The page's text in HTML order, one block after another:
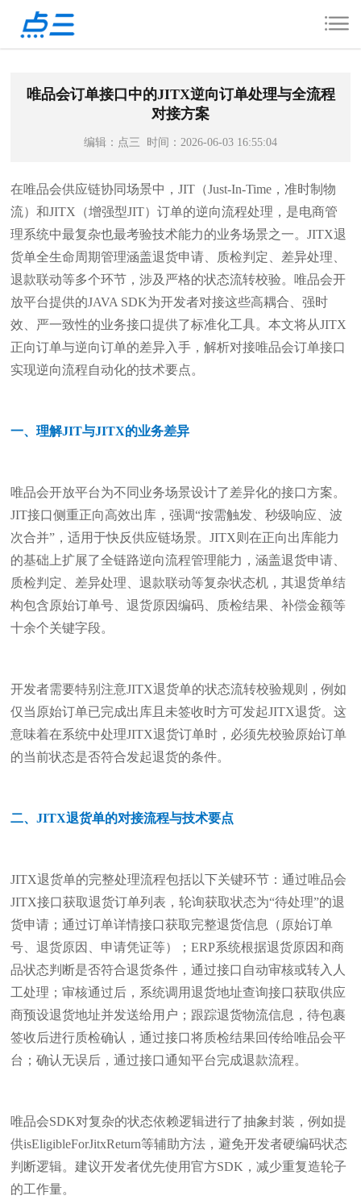
唯品会订单接口中的JITX逆向订单处理与全流程
对接方案
编辑：点三 时间：2026-06-03 16:55:04
在唯品会供应链协同场景中，JIT（Just-In-Time，准时制物
流）和JITX（增强型JIT）订单的逆向流程处理，是电商管
理系统中最复杂也最考验技术能力的业务场景之一。JITX退
货单全生命周期管理涵盖退货申请、质检判定、差异处理、
退款联动等多个环节，涉及严格的状态流转校验。唯品会开
放平台提供的JAVA SDK为开发者对接这些高耦合、强时
效、严一致性的业务接口提供了标准化工具。本文将从JITX
正向订单与逆向订单的差异入手，解析对接唯品会订单接口
实现逆向流程自动化的技术要点。
一、理解JIT与JITX的业务差异
唯品会开放平台为不同业务场景设计了差异化的接口方案。
JIT接口侧重正向高效出库，强调“按需触发、秒级响应、波
次合并”，适用于快反供应链场景。JITX则在正向出库能力
的基础上扩展了全链路逆向流程管理能力，涵盖退货申请、
质检判定、差异处理、退款联动等复杂状态机，其退货单结
构包含原始订单号、退货原因编码、质检结果、补偿金额等
十余个关键字段。
开发者需要特别注意JITX退货单的状态流转校验规则，例如
仅当原始订单已完成出库且未签收时方可发起JITX退货。这
意味着在系统中处理JITX退货订单时，必须先校验原始订单
的当前状态是否符合发起退货的条件。
二、JITX退货单的对接流程与技术要点
JITX退货单的完整处理流程包括以下关键环节：通过唯品会
JITX接口获取退货订单列表，轮询获取状态为“待处理”的退
货申请；通过订单详情接口获取完整退货信息（原始订单
号、退货原因、申请凭证等）；ERP系统根据退货原因和商
品状态判断是否符合退货条件，通过接口自动审核或转入人
工处理；审核通过后，系统调用退货地址查询接口获取供应
商预设退货地址并发送给用户；跟踪退货物流信息，待包裹
签收后进行质检确认，通过接口将质检结果回传给唯品会平
台；确认无误后，通过接口通知平台完成退款流程。
唯品会SDK对复杂的状态依赖逻辑进行了抽象封装，例如提
供isEligibleForJitxReturn等辅助方法，避免开发者硬编码状态
判断逻辑。建议开发者优先使用官方SDK，减少重复造轮子
的工作量。